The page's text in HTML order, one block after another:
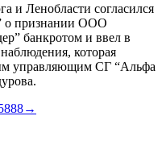
и Ленобласти согласился
о признании ООО
банкротом и ввел в
которая
управляющим СГ “Альфа
→